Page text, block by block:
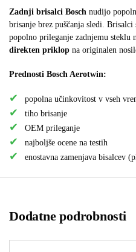
Zadnji brisalci Bosch nudijo
brisanje brez puščanja sledi.
popolno prileganje zadnjemu steklu
direkten priklop na originalen
Prednosti Bosch Aerotwin:
popolna učinkovitost v vseh
tiho brisanje
OEM prileganje
najboljše ocene na testih
enostavna zamenjava bisalcev
Dodatne podrobnosti